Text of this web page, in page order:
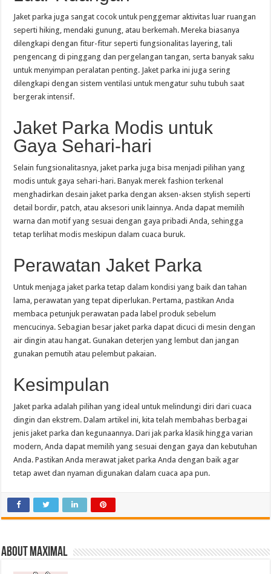
Jaket parka juga sangat cocok untuk penggemar aktivitas luar ruangan
seperti hiking, mendaki gunung, atau berkemah. Mereka biasanya
dilengkapi dengan fitur-fitur seperti fungsionalitas layering, tali
pengencang di pinggang dan pergelangan tangan, serta banyak saku
untuk menyimpan peralatan penting. Jaket parka ini juga sering
dilengkapi dengan sistem ventilasi untuk mengatur suhu tubuh saat
bergerak intensif.
Jaket Parka Modis untuk
Gaya Sehari-hari
Selain fungsionalitasnya, jaket parka juga bisa menjadi pilihan yang
modis untuk gaya sehari-hari. Banyak merek fashion terkenal
menghadirkan desain jaket parka dengan aksen-aksen stylish seperti
detail bordir, patch, atau aksesori unik lainnya. Anda dapat memilih
warna dan motif yang sesuai dengan gaya pribadi Anda, sehingga
tetap terlihat modis meskipun dalam cuaca buruk.
Perawatan Jaket Parka
Untuk menjaga jaket parka tetap dalam kondisi yang baik dan tahan
lama, perawatan yang tepat diperlukan. Pertama, pastikan Anda
membaca petunjuk perawatan pada label produk sebelum
mencucinya. Sebagian besar jaket parka dapat dicuci di mesin dengan
air dingin atau hangat. Gunakan deterjen yang lembut dan jangan
gunakan pemutih atau pelembut pakaian.
Kesimpulan
Jaket parka adalah pilihan yang ideal untuk melindungi diri dari cuaca
dingin dan ekstrem. Dalam artikel ini, kita telah membahas berbagai
jenis jaket parka dan kegunaannya. Dari jak parka klasik hingga varian
modern, Anda dapat memilih yang sesuai dengan gaya dan kebutuhan
Anda. Pastikan Anda merawat jaket parka Anda dengan baik agar
tetap awet dan nyaman digunakan dalam cuaca apa pun.
About Maximal